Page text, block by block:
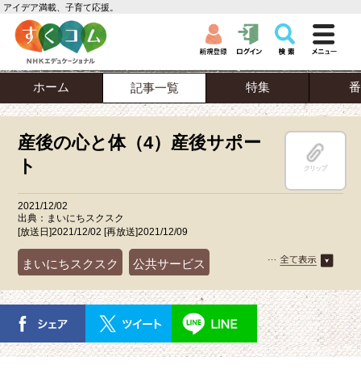
アイデア満載、子育て応援。
ホーム 記事一覧 特集
産後の心と体（4）産後サポー
ト
クリップ
2021/12/02
出典：まいにちスクスク
[放送日]2021/12/02 [再放送]2021/12/09
まいにちスクスク 公共サービス
妊娠・出産